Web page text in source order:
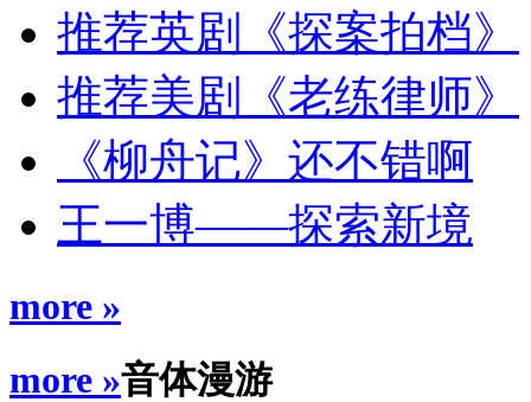
推荐英剧《探案拍档》
推荐美剧《老练律师》
《柳舟记》还不错啊
王一博——探索新境
more »
more »音体漫游